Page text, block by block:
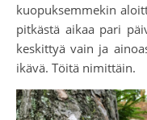
kuopuksemmekin
pitkästä aikaa pari
keskittyä vain ja
ikävä. Töitä nimittäin.